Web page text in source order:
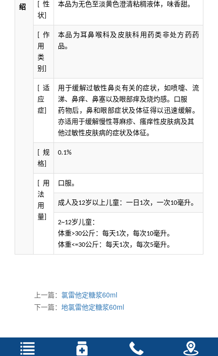
绍
性
状
本品为无色至淡黄色澄清粘稠液体，味香甜。
作
用
类
别
本品为耳鼻喉科及皮肤科用药类非处方药药
品。
适
应
症
用于缓解过敏性鼻炎有关的症状，如喷嚏、流
涕、鼻痒、鼻塞以及眼部痒及烧灼感。
口服
药物后，鼻和眼部症状及体征得以迅速缓解。
亦适用于缓解慢性荨麻疹、瘙痒性皮肤病及其
他过敏性皮肤病的症状及体征。
规
格
0.1%
用
法
用
量
口服。
成人及12岁以上儿童：一日 1次，一次10毫升。
2~12岁儿童：
体重>30公斤：每天1次，每次10毫升。
体重<=30公斤：每天1次，每次5毫升。
上一篇： 氯雷他定糖浆60ml
下一篇： 地氯雷他定糖浆60ml